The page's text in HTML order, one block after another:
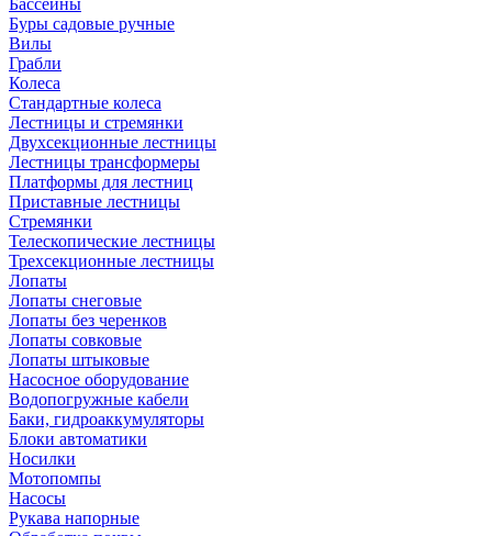
Бассейны
Буры садовые ручные
Вилы
Грабли
Колеса
Стандартные колеса
Лестницы и стремянки
Двухсекционные лестницы
Лестницы трансформеры
Платформы для лестниц
Приставные лестницы
Стремянки
Телескопические лестницы
Трехсекционные лестницы
Лопаты
Лопаты снеговые
Лопаты без черенков
Лопаты совковые
Лопаты штыковые
Насосное оборудование
Водопогружные кабели
Баки, гидроаккумуляторы
Блоки автоматики
Носилки
Мотопомпы
Насосы
Рукава напорные